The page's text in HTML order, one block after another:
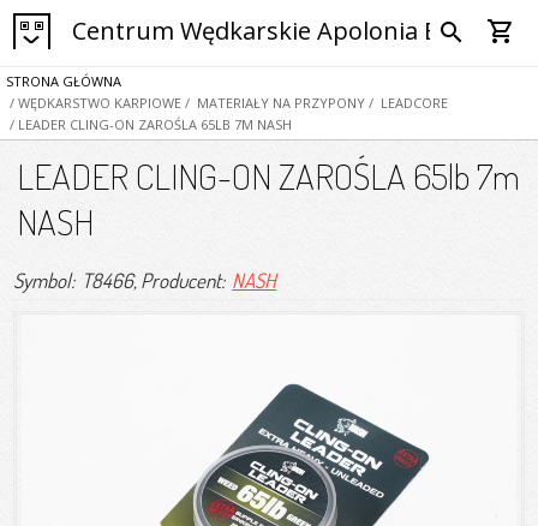
Centrum Wędkarskie Apolonia Bytom
search shopping_cart
STRONA GŁÓWNA
/ WĘDKARSTWO KARPIOWE / MATERIAŁY NA PRZYPONY / LEADCORE
/ LEADER CLING-ON ZAROŚLA 65LB 7M NASH
LEADER CLING-ON ZAROŚLA 65lb 7m
NASH
Symbol: T8466, Producent: NASH